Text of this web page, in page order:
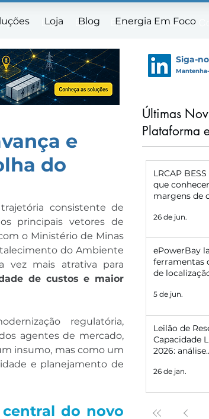
Loja Blog Energia Em Foco
Loja Blog Energia Em Foco
Siga-
e
do
consistente de
principais vetores de
o Ministério de Minas
do Ambiente
vez mais atrativa para
de custos e maior
regulatória,
agentes de mercado,
e planejamento de
do novo
Últimas
Plataforma
LRCAP
que
margens de
definir o
26 de jun.
ePowerBay
ferramentas
de
Distribuída
5 de jun.
Leilão de
Capacidade
2026: análise
preparar com
mercado
26 de jan.